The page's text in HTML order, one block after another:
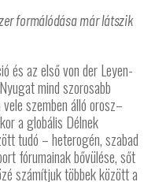
formálódása már látszik
és az első von der Leyen-
mind szorosabb
szemben álló orosz–
a globális Délnek
tudó – heterogén, szabad
fórumainak bővülése, sőt
számítjuk többek között a